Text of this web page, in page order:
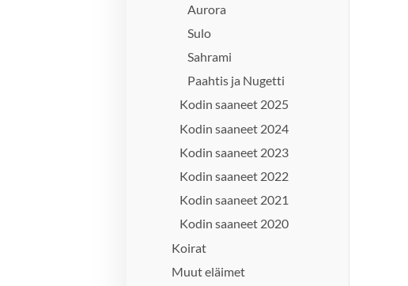
Aurora
Sulo
Sahrami
Paahtis ja Nugetti
Kodin saaneet 2025
Kodin saaneet 2024
Kodin saaneet 2023
Kodin saaneet 2022
Kodin saaneet 2021
Kodin saaneet 2020
Koirat
Muut eläimet